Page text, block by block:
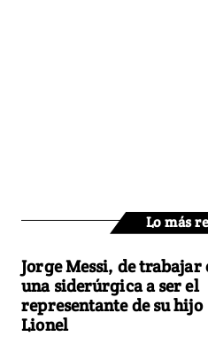
Lo más
Jorge Messi, de trabajar
una siderúrgica a ser el
representante de su hijo
Lionel